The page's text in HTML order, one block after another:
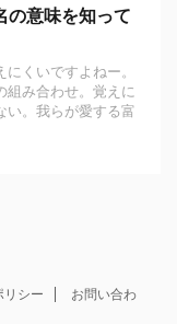
の意味を知って
くいですよねー。
組み合わせ。覚えに
い。我らが愛する富
リシー
お問い合わ